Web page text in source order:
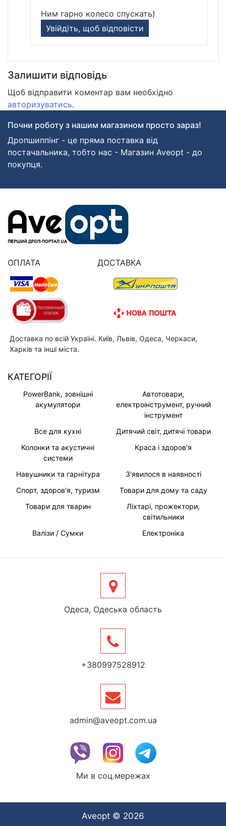
Ним гарно колесо спускать)
Увійдіть, щоб відповісти
Залишити відповідь
Щоб відправити коментар вам необхідно
авторизуватись.
Почни роботу з нашим магазином просто зараз!
Дропшиппінг - це пряма поставка від
постачальника, тобто нас - Магазин Aveopt - до
покупця.
ОПЛАТА ДОСТАВКА
Доставка по всій Україні. Київ, Львів, Одеса, Черкаси,
Харків та інші міста.
КАТЕГОРІЇ
PowerBank, зовнішні
акумулятори
Автотовари,
електроінструмент, ручний
інструмент
Все для кухні
Дитячий світ, дитячі товари
Колонки та акустичні
системи
Краса і здоров'я
Навушники та гарнітура
З'явилося в наявності
Спорт, здоров'я, туризм
Товари для дому та саду
Товари для тварин
Ліхтарі, прожектори,
світильники
Валізи / Сумки
Електроніка
Одеса, Одеська область
+380997528912
admin@aveopt.com.ua
Ми в соц.мережах
Aveopt © 2026